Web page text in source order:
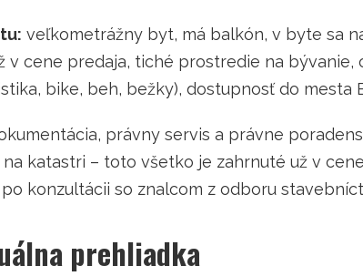
veľkometrážny byt, má balkón, v byte sa
v cene predaja, tiché prostredie na
bike, beh, bežky), dostupnosť do mesta
právny servis a právne
katastri – toto všetko je zahrnuté už v
konzultácii so znalcom z odboru
prehliadka